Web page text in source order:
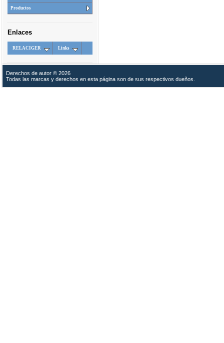
Productos
Enlaces
RELACIGER Links
Derechos de autor © 2026
Todas las marcas y derechos en esta página son de sus respectivos dueños.